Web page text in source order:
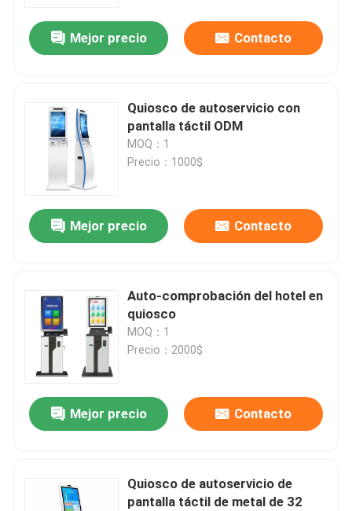
Mejor precio Contacto
Quiosco de autoservicio con
pantalla táctil ODM
MOQ：1
Precio：1000$
Mejor precio Contacto
Auto-comprobación del hotel en
quiosco
MOQ：1
Precio：2000$
Mejor precio Contacto
Quiosco de autoservicio de
pantalla táctil de metal de 32